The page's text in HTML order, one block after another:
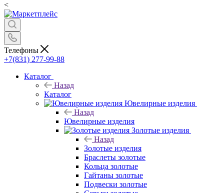
<
Телефоны
+7(831) 277-99-88
Каталог
Назад
Каталог
Ювелирные изделия
Назад
Ювелирные изделия
Золотые изделия
Назад
Золотые изделия
Браслеты золотые
Кольца золотые
Гайтаны золотые
Подвески золотые